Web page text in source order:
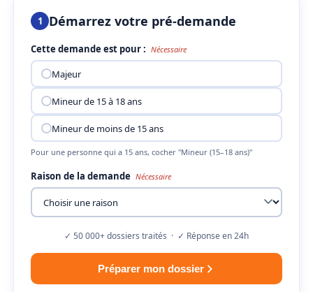
1 Démarrez votre pré-demande
Cette demande est pour : Nécessaire
Majeur
Mineur de 15 à 18 ans
Mineur de moins de 15 ans
Pour une personne qui a 15 ans, cocher "Mineur (15–18 ans)"
Raison de la demande Nécessaire
✓ 50 000+ dossiers traités · ✓ Réponse en 24h
Préparer mon dossier